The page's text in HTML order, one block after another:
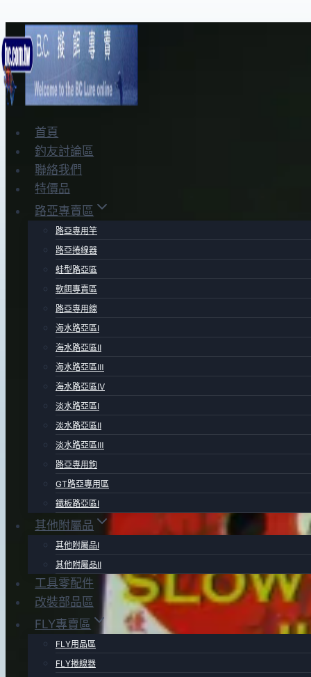
Skip
to
content
首頁
釣友討論區
聯絡我們
特價品
路亞專賣區
路亞專用竿
路亞捲線器
蛙型路亞區
軟餌專賣區
路亞專用線
海水路亞區Ⅰ
海水路亞區Ⅱ
海水路亞區Ⅲ
海水路亞區Ⅳ
淡水路亞區Ⅰ
淡水路亞區Ⅱ
淡水路亞區Ⅲ
路亞專用鉤
GT路亞專用區
鐵板路亞區Ⅰ
其他附屬品
其他附屬品Ⅰ
其他附屬品Ⅱ
工具零配件
改裝部品區
FLY專賣區
FLY用品區
FLY捲線器